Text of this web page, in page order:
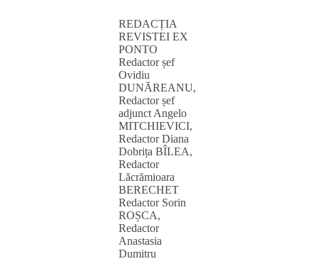
REDACȚIA
REVISTEI EX
PONTO
Redactor șef
Ovidiu
DUNĂREANU,
Redactor șef
adjunct Angelo
MITCHIEVICI,
Redactor Diana
Dobrița BÎLEA,
Redactor
Lăcrămioara
BERECHET
Redactor Sorin
ROȘCA,
Redactor
Anastasia
Dumitru